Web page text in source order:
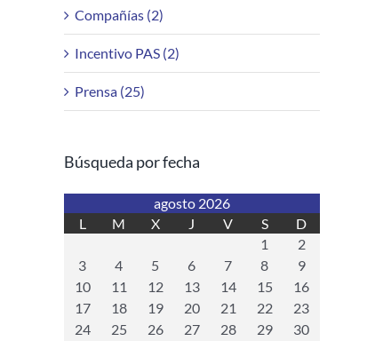
Compañías (2)
Incentivo PAS (2)
Prensa (25)
Búsqueda por fecha
agosto 2026
L
M X J V S
D
1
2
3
4 5 6 7 8
9
10
11 12 13 14 15
16
17
18 19 20 21 22
23
24
25 26 27 28 29
30